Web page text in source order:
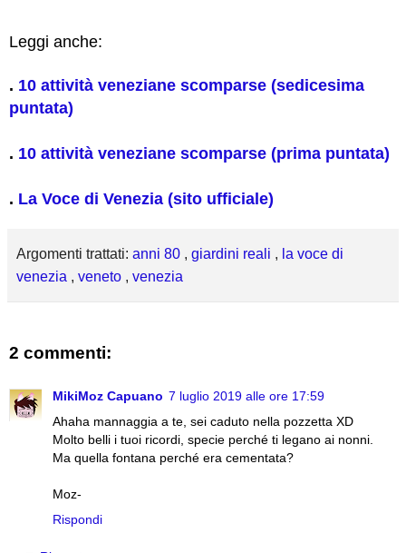
Leggi anche:
. 10 attività veneziane scomparse (sedicesima
puntata)
. 10 attività veneziane scomparse (prima puntata)
. La Voce di Venezia (sito ufficiale)
Argomenti trattati: anni 80 , giardini reali , la voce di
venezia , veneto , venezia
2 commenti:
MikiMoz Capuano 7 luglio 2019 alle ore 17:59
Ahaha mannaggia a te, sei caduto nella pozzetta XD
Molto belli i tuoi ricordi, specie perché ti legano ai nonni.
Ma quella fontana perché era cementata?
Moz-
Rispondi